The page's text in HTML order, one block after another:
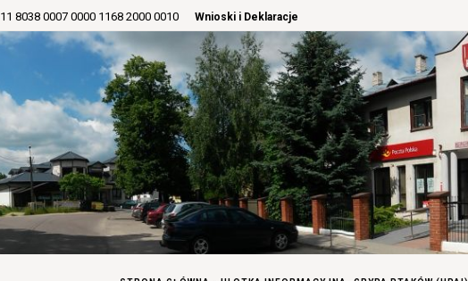
11 8038 0007 0000 1168 2000 0010 Wnioski i Deklaracje